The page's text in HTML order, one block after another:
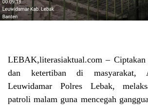
LEBAK,literasiaktual.com – Ciptakan
dan ketertiban di masyarakat,
Leuwidamar Polres Lebak,
patroli malam guna mencegah